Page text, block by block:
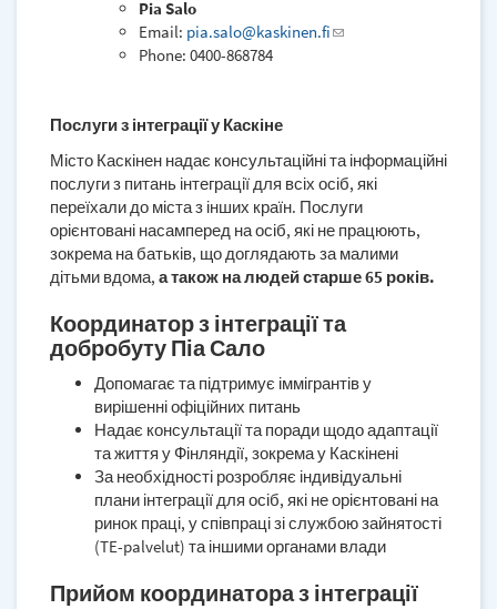
Pia Salo
Email: pia.salo@kaskinen.fi(link
Phone: 0400-868784
Послуги з інтеграції у Каскіне
Місто Каскінен надає консультаційні та інформаційні
послуги з питань інтеграції для всіх осіб, які
переїхали до міста з інших країн. Послуги
орієнтовані насамперед на осіб, які не працюють,
зокрема на батьків, що доглядають за малими
дітьми вдома, а також на людей старше 65 років.
Координатор з інтеграції та
добробуту Піа Сало
Допомагає та підтримує іммігрантів у
вирішенні офіційних питань
Надає консультації та поради щодо адаптації
та життя у Фінляндії, зокрема у Каскінені
За необхідності розробляє індивідуальні
плани інтеграції для осіб, які не орієнтовані на
ринок праці, у співпраці зі службою зайнятості
(TE-palvelut) та іншими органами влади
Прийом координатора з інтеграції